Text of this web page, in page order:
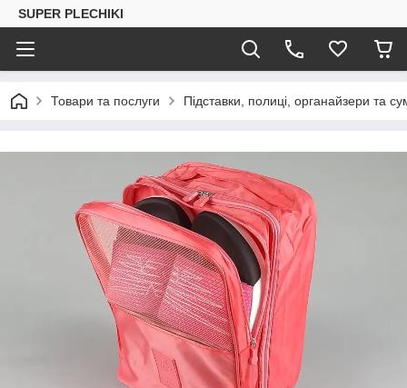
SUPER PLECHIKI
Товари та послуги Підставки, полиці, органайзери та